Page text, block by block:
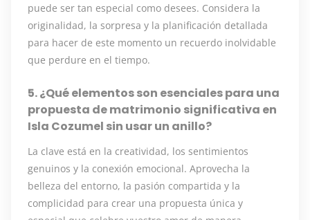
puede ser tan especial como desees. Considera la
originalidad, la sorpresa y la planificación detallada
para hacer de este momento un recuerdo inolvidable
que perdure en el tiempo.
5. ¿Qué elementos son esenciales para una
propuesta de matrimonio significativa en
Isla Cozumel sin usar un anillo?
La clave está en la creatividad, los sentimientos
genuinos y la conexión emocional. Aprovecha la
belleza del entorno, la pasión compartida y la
complicidad para crear una propuesta única y